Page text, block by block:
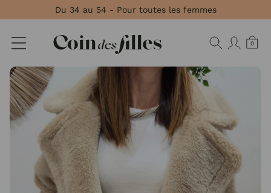
Du 34 au 54 - Pour toutes les femmes
0
Panneau de gestion des cookies